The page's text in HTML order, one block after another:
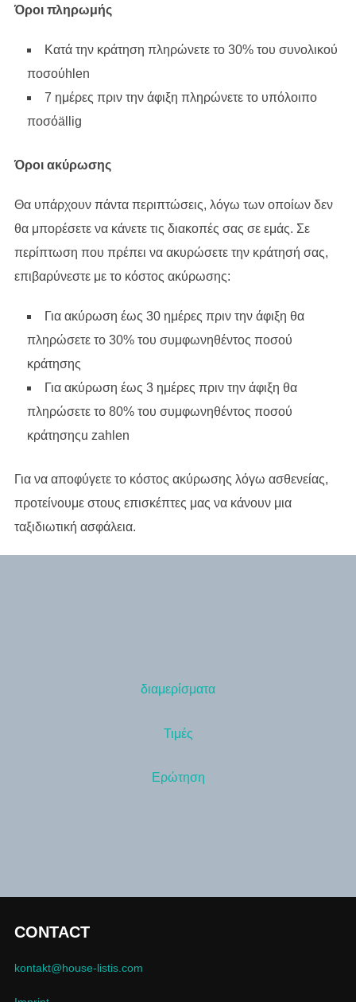
Όροι πληρωμής
Κατά την κράτηση πληρώνετε το 30% του συνολικού
ποσούhlen
7 ημέρες πριν την άφιξη πληρώνετε το υπόλοιπο
ποσόällig
Όροι ακύρωσης
Θα υπάρχουν πάντα περιπτώσεις, λόγω των οποίων δεν
θα μπορέσετε να κάνετε τις διακοπές σας σε εμάς. Σε
περίπτωση που πρέπει να ακυρώσετε την κράτησή σας,
επιβαρύνεστε με το κόστος ακύρωσης:
Για ακύρωση έως 30 ημέρες πριν την άφιξη θα
πληρώσετε το 30% του συμφωνηθέντος ποσού
κράτησης
Για ακύρωση έως 3 ημέρες πριν την άφιξη θα
πληρώσετε το 80% του συμφωνηθέντος ποσού
κράτησηςu zahlen
Για να αποφύγετε το κόστος ακύρωσης λόγω ασθενείας,
προτείνουμε στους επισκέπτες μας να κάνουν μια
ταξιδιωτική ασφάλεια.
διαμερίσματα
Τιμές
Ερώτηση
CONTACT
kontakt@house-listis.com